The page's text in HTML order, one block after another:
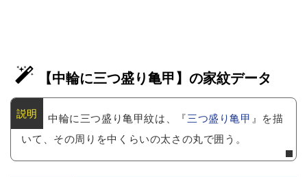
【中輪に三つ盛り亀甲】の家紋データ
中輪に三つ盛り亀甲紋は、『三つ盛り亀甲』を描
いて、その周りを中くらいの太さの丸で囲う。